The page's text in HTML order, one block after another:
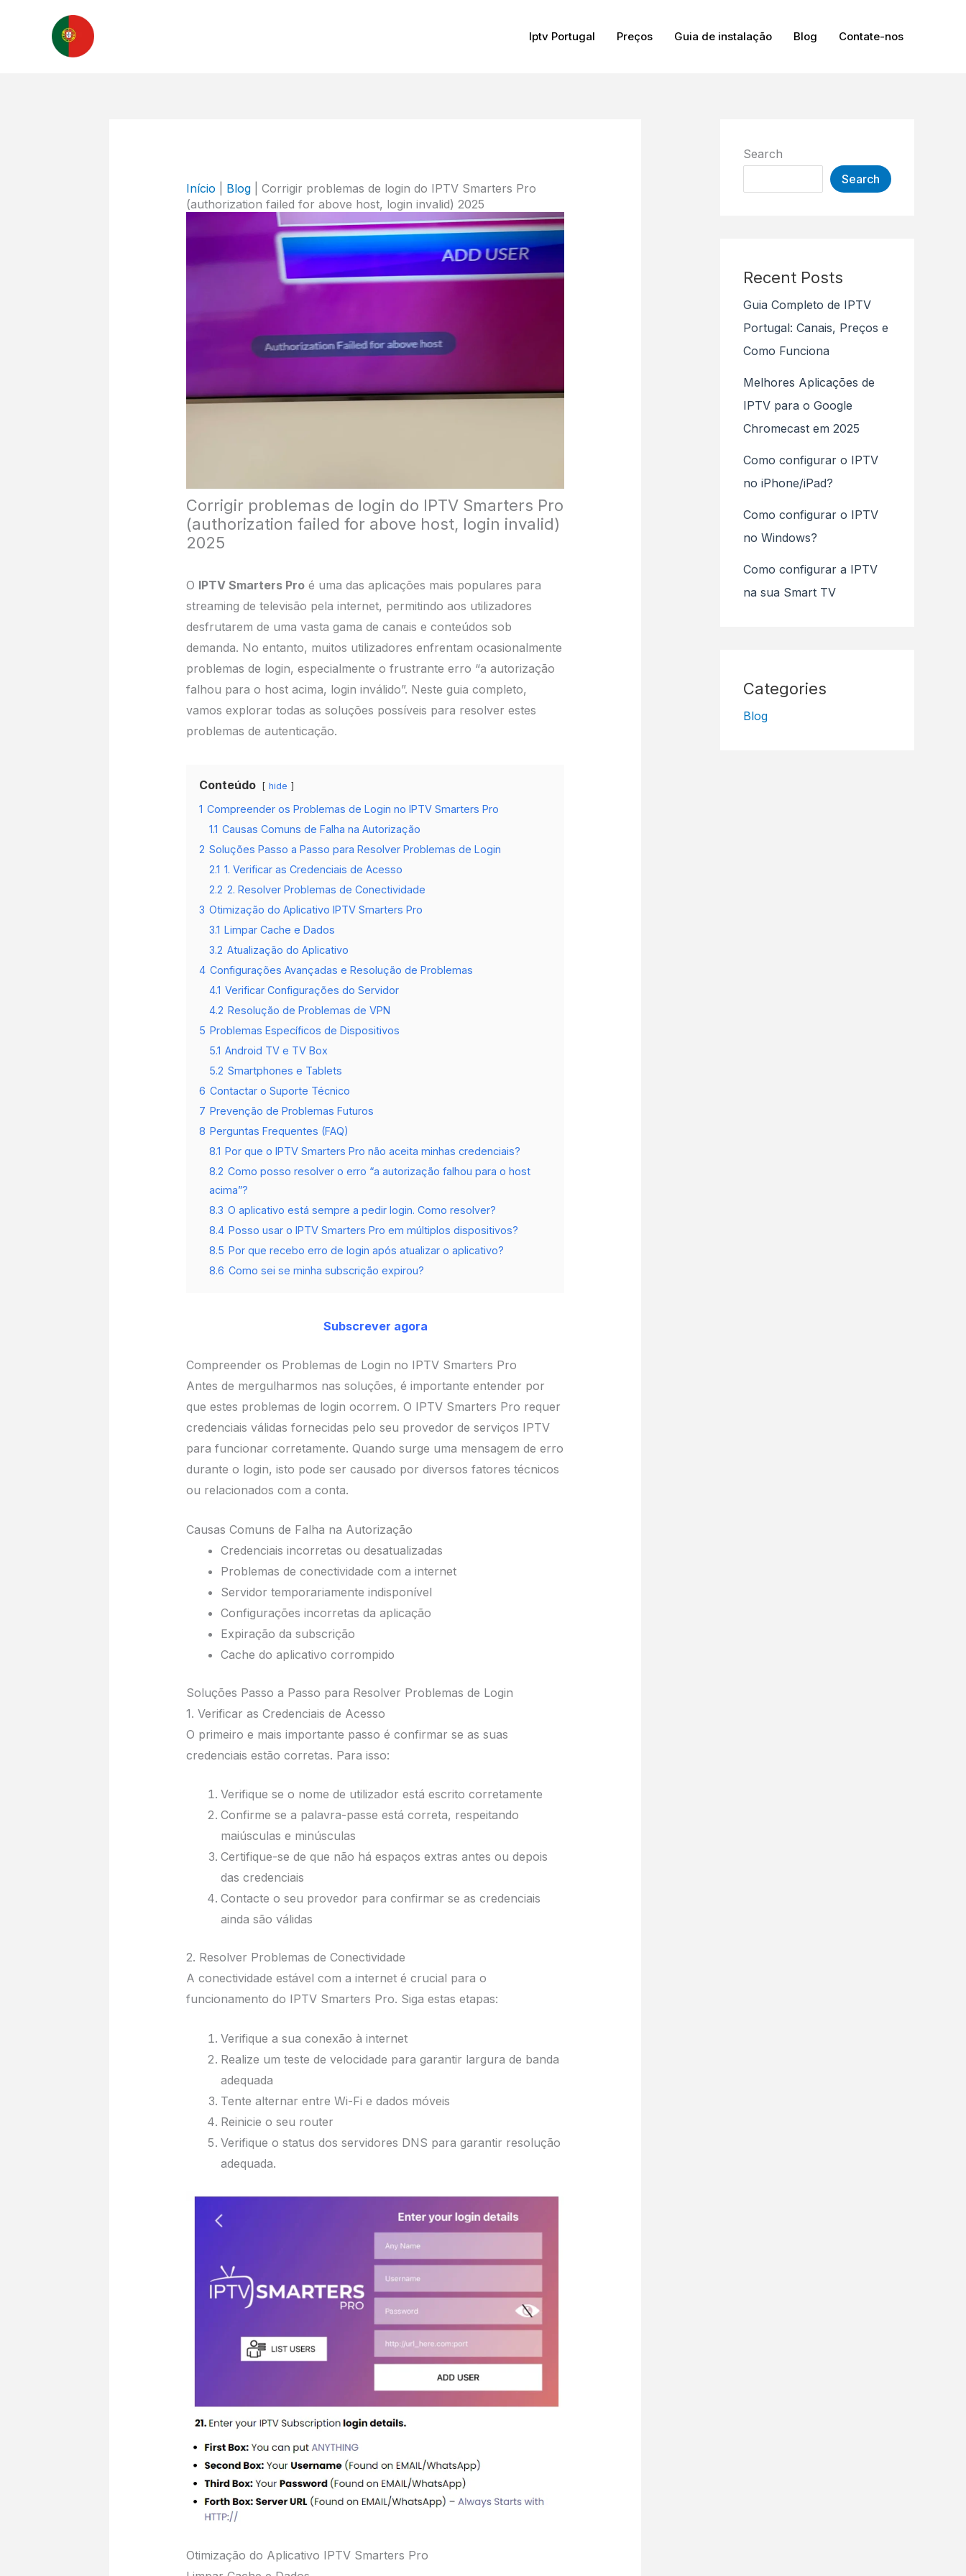
Iptv Portugal Preços Guia de instalação Blog Contate-nos
Início Blog| Corrigir problemas de login do IPTV Smarters Pro
(authorization failed for above host, login invalid) 2025
Corrigir problemas de login do IPTV Smarters Pro
(authorization failed for above host, login invalid)
2025
O IPTV Smarters Proé uma das aplicações mais populares para
streaming de televisão pela internet, permitindo aos utilizadores
desfrutarem de uma vasta gama de canais e conteúdos sob
demanda. No entanto, muitos utilizadores enfrentam ocasionalmente
problemas de login, especialmente o frustrante erro “a autorização
falhou para o host acima, login inválido”. Neste guia completo,
vamos explorar todas as soluções possíveis para resolver estes
problemas de autenticação.
Conteúdo hide
1 Compreender os Problemas de Login no IPTV Smarters Pro
1.1 Causas Comuns de Falha na Autorização
2 Soluções Passo a Passo para Resolver Problemas de Login
2.1 1. Verificar as Credenciais de Acesso
2.2 2. Resolver Problemas de Conectividade
3 Otimização do Aplicativo IPTV Smarters Pro
3.1 Limpar Cache e Dados
3.2 Atualização do Aplicativo
4 Configurações Avançadas e Resolução de Problemas
4.1 Verificar Configurações do Servidor
4.2 Resolução de Problemas de VPN
5 Problemas Específicos de Dispositivos
5.1 Android TV e TV Box
5.2 Smartphones e Tablets
6 Contactar o Suporte Técnico
7 Prevenção de Problemas Futuros
8 Perguntas Frequentes (FAQ)
8.1 Por que o IPTV Smarters Pro não aceita minhas credenciais?
8.2 Como posso resolver o erro “a autorização falhou para o host
acima”?
8.3 O aplicativo está sempre a pedir login. Como resolver?
8.4 Posso usar o IPTV Smarters Pro em múltiplos dispositivos?
8.5 Por que recebo erro de login após atualizar o aplicativo?
8.6 Como sei se minha subscrição expirou?
Subscrever agora
Compreender os Problemas de Login no IPTV Smarters Pro
Antes de mergulharmos nas soluções, é importante entender por
que estes problemas de login ocorrem. O IPTV Smarters Pro requer
credenciais válidas fornecidas pelo seu provedor de serviços IPTV
para funcionar corretamente. Quando surge uma mensagem de erro
durante o login, isto pode ser causado por diversos fatores técnicos
ou relacionados com a conta.
Causas Comuns de Falha na Autorização
Credenciais incorretas ou desatualizadas
Problemas de conectividade com a internet
Servidor temporariamente indisponível
Configurações incorretas da aplicação
Expiração da subscrição
Cache do aplicativo corrompido
Soluções Passo a Passo para Resolver Problemas de Login
1. Verificar as Credenciais de Acesso
O primeiro e mais importante passo é confirmar se as suas
credenciais estão corretas. Para isso:
Verifique se o nome de utilizador está escrito corretamente
Confirme se a palavra-passe está correta, respeitando
maiúsculas e minúsculas
Certifique-se de que não há espaços extras antes ou depois
das credenciais
Contacte o seu provedor para confirmar se as credenciais
ainda são válidas
2. Resolver Problemas de Conectividade
A conectividade estável com a internet é crucial para o
funcionamento do IPTV Smarters Pro. Siga estas etapas:
Verifique a sua conexão à internet
Realize um teste de velocidade para garantir largura de banda
adequada
Tente alternar entre Wi-Fi e dados móveis
Reinicie o seu router
Verifique o status dos servidores DNS para garantir resolução
adequada.
Otimização do Aplicativo IPTV Smarters Pro
Search
Search
Recent Posts
Guia Completo de IPTV
Portugal: Canais, Preços e
Como Funciona
Melhores Aplicações de
IPTV para o Google
Chromecast em 2025
Como configurar o IPTV
no iPhone/iPad?
Como configurar o IPTV
no Windows?
Como configurar a IPTV
na sua Smart TV
Categories
Blog